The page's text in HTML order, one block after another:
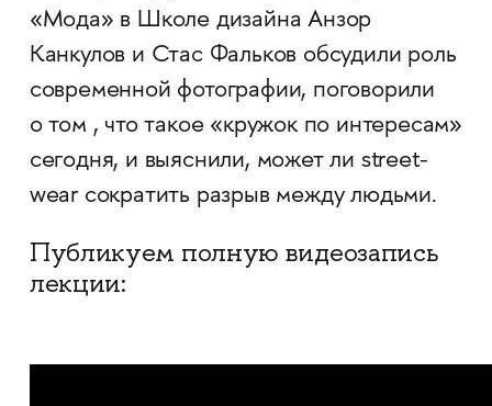
«Мода» в Школе дизайна Анзор
Канкулов и Стас Фальков обсудили роль
современной фотографии, поговорили
о том , что такое «кружок по интересам»
сегодня, и выяснили, может ли street-
wear сократить разрыв между людьми.
Публикуем полную видеозапись
лекции: